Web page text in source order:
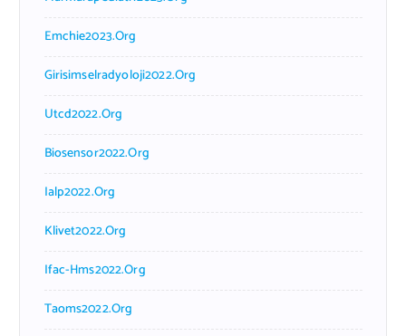
Emchie2023.org
Girisimselradyoloji2022.org
Utcd2022.org
Biosensor2022.org
Ialp2022.org
Klivet2022.org
Ifac-Hms2022.org
Taoms2022.org